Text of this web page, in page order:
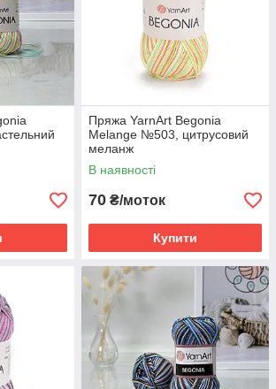
Пряжа YarnArt Begonia
Melange №503, цитрусовий
меланж
В наявності
70 ₴/моток
Купити